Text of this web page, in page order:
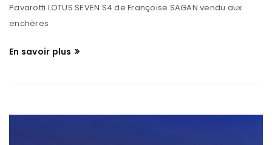
Pavarotti LOTUS SEVEN S4 de Françoise SAGAN vendu aux
enchères
En savoir plus